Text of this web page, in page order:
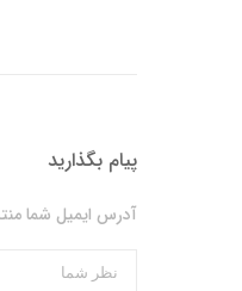
پیام بگذارید
آدرس ایمیل شما